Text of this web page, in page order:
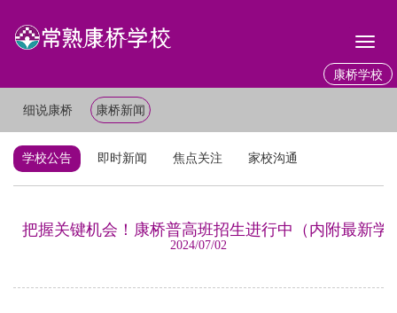
康桥学校
细说康桥 康桥新闻
学校公告 即时新闻 焦点关注 家校沟通
把握关键机会！康桥普高班招生进行中（内附最新学
2024/07/02